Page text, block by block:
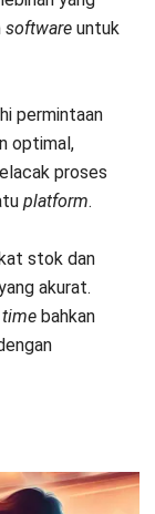
, Anda juga
bisniscatering
berbasis
fitur
. Fitur ini dapat
membuat
Dengan